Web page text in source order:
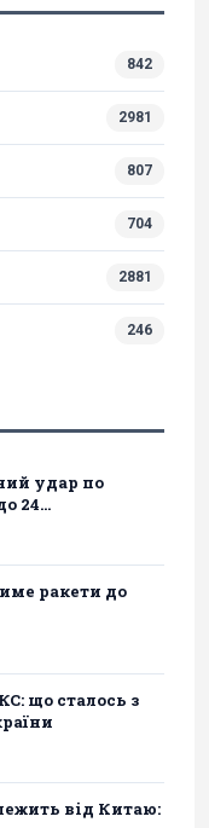
842
2981
807
704
2881
246
удар по
24...
ракети до
що сталось з
від Китаю: